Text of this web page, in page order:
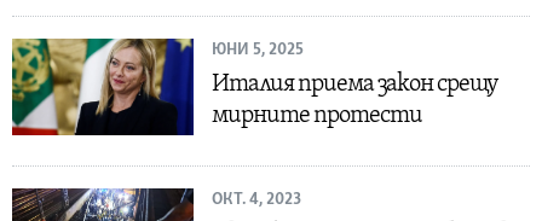
ЮНИ 5, 2025
Италия приема закон срещу
мирните протести
ОКТ. 4, 2023